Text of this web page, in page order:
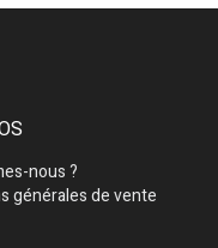
nous ?
générales de vente